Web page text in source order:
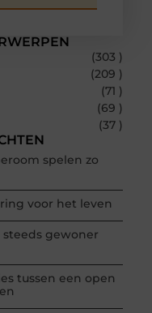
(303 )
(209 )
(71 )
(69 )
(37 )
spelen zo
voor het leven
gewoner
tussen een open